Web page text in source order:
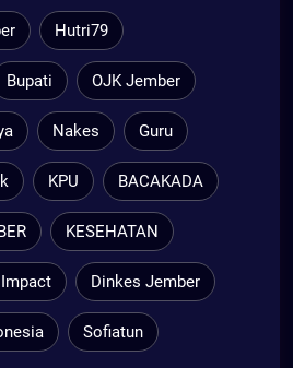
Hutri79
Bupati OJK Jember
Nakes Guru
KPU BACAKADA
KESEHATAN
Dinkes Jember
Sofiatun